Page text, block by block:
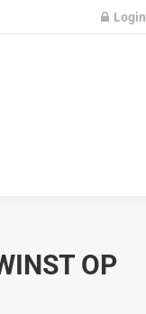
Login
OP
Contact